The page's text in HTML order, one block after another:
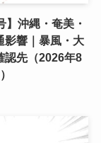
】沖縄・奄美・
影響｜暴風・大
認先（2026年8